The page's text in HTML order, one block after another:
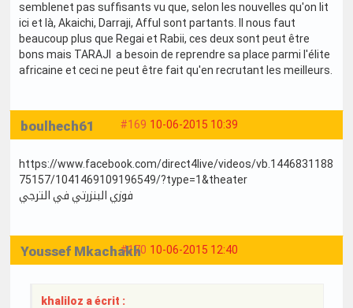
semblenet pas suffisants vu que, selon les nouvelles qu'on lit
ici et là, Akaichi, Darraji, Afful sont partants. Il nous faut
beaucoup plus que Regai et Rabii, ces deux sont peut être
bons mais TARAJI a besoin de reprendre sa place parmi l'élite
africaine et ceci ne peut être fait qu'en recrutant les meilleurs.
#169 10-06-2015 10:39
boulhech61
https://www.facebook.com/direct4live/videos/vb.1446831188
75157/1041469109196549/?type=1&theater
فوزي البنزرتي في الترجي
#170 10-06-2015 12:40
Youssef Mkachakh
khaliloz a écrit :